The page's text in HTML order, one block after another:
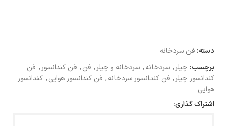
دسته: فن سردخانه
برچسب: چیلر , سردخانه, سردخانه و چیلر , فن, فن کندانسور , فن
کندانسور چیلر , فن کندانسور سردخانه, فن کندانسور هوایی, کندانسور
هوایی
اشتراک گذاری: